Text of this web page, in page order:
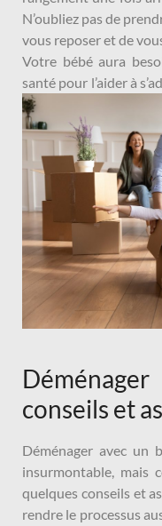
N’oubliez pas de
vous reposer et de
Votre bébé aura
santé pour l’aider à
conseils et
Déménager avec un
insurmontable, mais
quelques conseils et
rendre le processus